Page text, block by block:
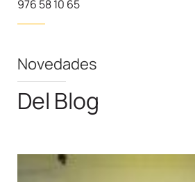
976 58 10 65
Novedades
Del Blog